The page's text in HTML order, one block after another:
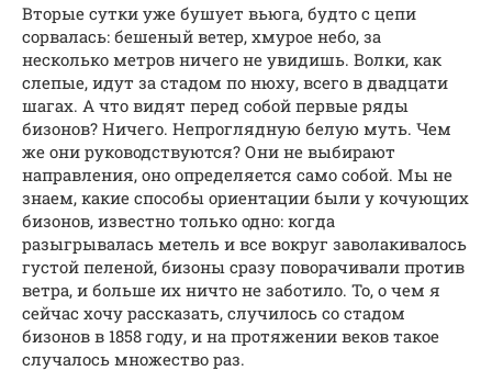
Вторые сутки уже бушует вьюга, будто с цепи
сорвалась: бешеный ветер, хмурое небо, за
несколько метров ничего не увидишь. Волки, как
слепые, идут за стадом по нюху, всего в двадцати
шагах. А что видят перед собой первые ряды
бизонов? Ничего. Непроглядную белую муть. Чем
же они руководствуются? Они не выбирают
направления, оно определяется само собой. Мы не
знаем, какие способы ориентации были у кочующих
бизонов, известно только одно: когда
разыгрывалась метель и все вокруг заволакивалось
густой пеленой, бизоны сразу поворачивали против
ветра, и больше их ничто не заботило. То, о чем я
сейчас хочу рассказать, случилось со стадом
бизонов в 1858 году, и на протяжении веков такое
случалось множество раз.